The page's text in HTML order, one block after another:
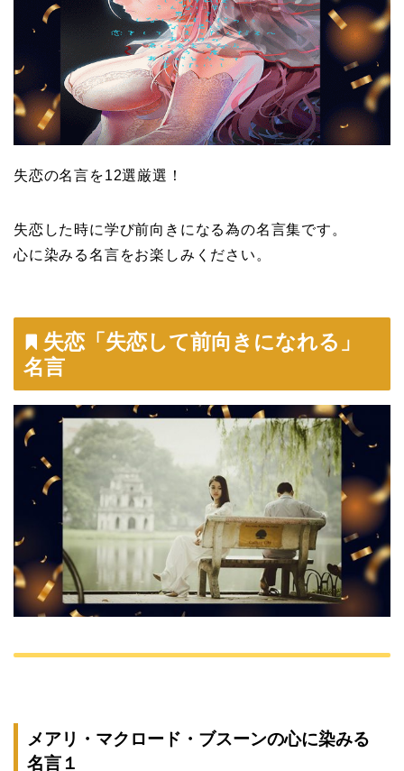
失恋の名言を12選厳選！
失恋した時に学び前向きになる為の名言集です。
心に染みる名言をお楽しみください。
失恋「失恋して前向きになれる」
名言
メアリ・マクロード・ブスーンの心に染みる
名言１